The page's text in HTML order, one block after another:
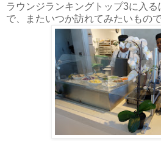
ラウンジランキングトップ3に入
で、またいつか訪れてみたいもので